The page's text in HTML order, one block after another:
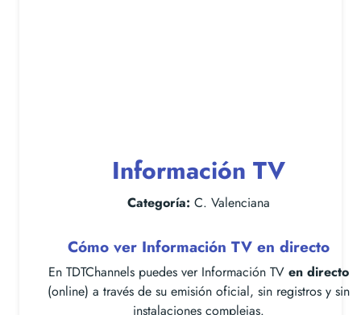
Información TV
Categoría: C. Valenciana
Cómo ver Información TV en directo
En TDTChannels puedes ver Información TV en directo
(online) a través de su emisión oficial, sin registros y sin
instalaciones complejas.